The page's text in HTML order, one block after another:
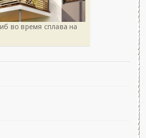
во время сплава на